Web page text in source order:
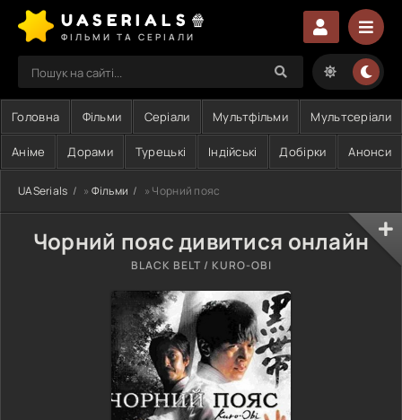
UASERIALS🍿
ФІЛЬМИ ТА СЕРІАЛИ
Головна Фільми Серіали Мультфільми Мультсеріали
Аніме Дорами Турецькі Індійські Добірки Анонси
UASerials » Фільми » Чорний пояс
Чорний пояс дивитися онлайн
BLACK BELT / KURO-OBI